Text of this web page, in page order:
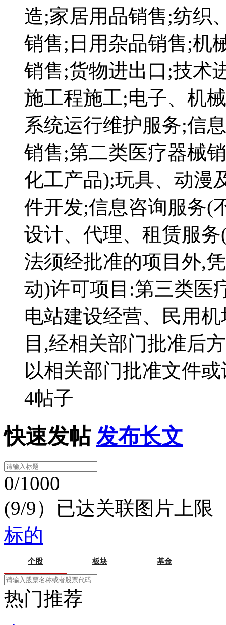
造;家居用品销售;纺织
销售;日用杂品销售;机
销售;货物进出口;技术
施工程施工;电子、机
系统运行维护服务;信
销售;第二类医疗器械
化工产品);玩具、动漫
件开发;信息咨询服务(
设计、代理、租赁服
法须经批准的项目外,
动)许可项目:第三类医
电站建设经营、民用
目,经相关部门批准后
以相关部门批准文件
4帖子
快速发帖 发布长文
0/1000
(9/9）已达关联图片上限
标的
个股 板块 基金
热门推荐